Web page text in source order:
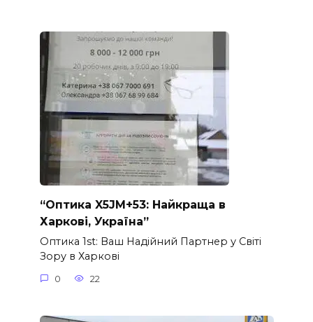
“Оптика X5JM+53: Найкраща в
Харкові, Україна”
Оптика 1st: Ваш Надійний Партнер у Світі
Зору в Харкові
0 22